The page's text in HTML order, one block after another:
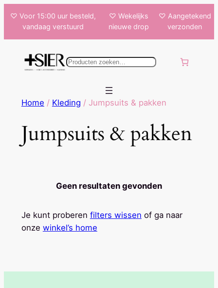
♡ Voor 15:00 uur besteld,
vandaag verstuurd
♡ Wekelijks
nieuwe drop
♡ Aangetekend
verzonden
k
Home / Kleding / Jumpsuits & pakken
Jumpsuits & pakken
Geen resultaten gevonden
Je kunt proberen filters wissen of ga naar
onze winkel’s home